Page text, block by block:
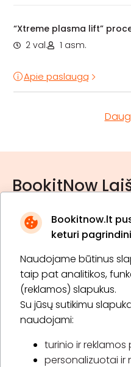
Bookitnow.lt
keturi
Naudojame būtinus
taip pat analitikos,
(reklamos) slapukus.
Su jūsų sutikimu
naudojami:
turinio ir reklamos
personalizuotai ir
“Xtreme plasma lift”
2 val.
1 asm.
Apie paslaugą
BookitNow
* Susipažinau su